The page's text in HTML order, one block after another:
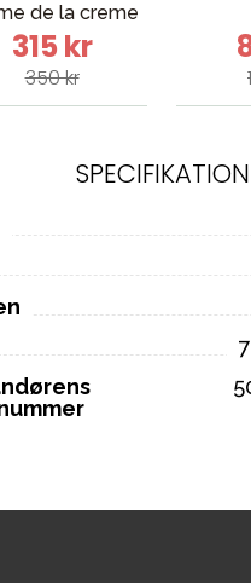
de la creme
315 kr
350 kr
SPECIFIKATION